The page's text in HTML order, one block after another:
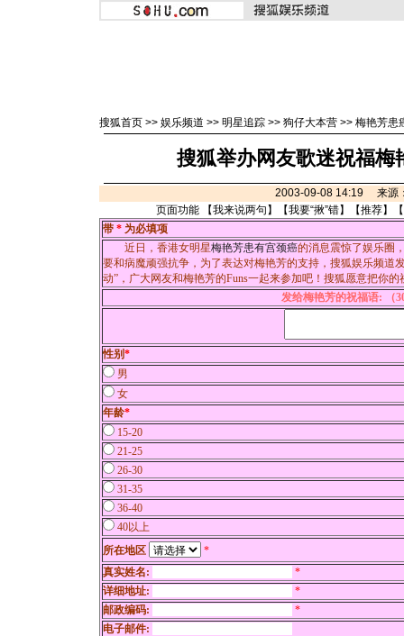
搜狐首页 >> 娱乐频道 >> 明星追踪 >> 狗仔大本营 >> 梅艳芳患
搜狐举办网友歌迷祝福梅
2003-09-08 14:19 来源
页面功能 【我来说两句 】【我要“揪”错】【推荐】
带 * 为必填项
近日，香港女明星梅艳芳患有宫颈癌的消息震惊了娱乐圈
要和病魔顽强抗争，为了表达对梅艳芳的支持，搜狐娱乐频道
动”，广大网友和梅艳芳的Funs一起来参加吧！搜狐愿意把你
发给梅艳芳的祝福语: （
性别*
男
女
年龄*
15-20
21-25
26-30
31-35
36-40
40以上
所在地区
*
真实姓名:
*
详细地址:
*
邮政编码:
*
电子邮件: